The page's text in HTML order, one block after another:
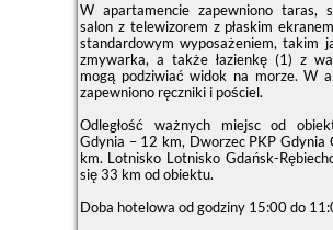
W apartamencie zapewniono taras,
salon z telewizorem z płaskim
standardowym wyposażeniem, takim
zmywarka, a także łazienkę (1) z
mogą podziwiać widok na morze. W
zapewniono ręczniki i pościel.
Odległość ważnych miejsc od
Gdynia – 12 km, Dworzec PKP Gdynia
km. Lotnisko Lotnisko Gdańsk-
się 33 km od obiektu.
Doba hotelowa od godziny 15:00do